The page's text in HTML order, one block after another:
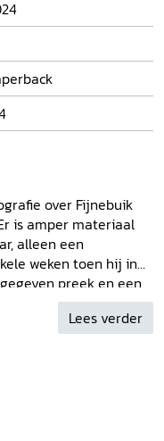
te worden in de
niet eerder had een
Maar de vlieger
maar weer
was er niet meer
over Fijnebuik
is amper materiaal
alleen een
weken toen hij in
preek en een
Wassenaar in
Lees verder